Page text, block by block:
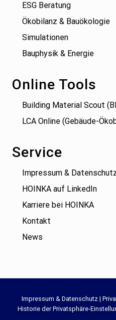
ESG Beratung
Ökobilanz & Bauökologie
Simulationen
Bauphysik & Energie
Online Tools
Building Material Scout
LCA Online (Gebäude-
Service
Impressum &
HOINKA auf LinkedIn
Karriere bei HOINKA
Kontakt
News
Site
Impressum & Datenschutz |
Historie der Privatsphäre-